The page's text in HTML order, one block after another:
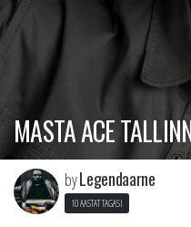
MASTA ACE
byLegendaarne
10 AASTAT TAGASI